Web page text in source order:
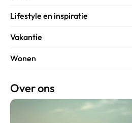
Lifestyle en inspiratie
Vakantie
Wonen
Over ons